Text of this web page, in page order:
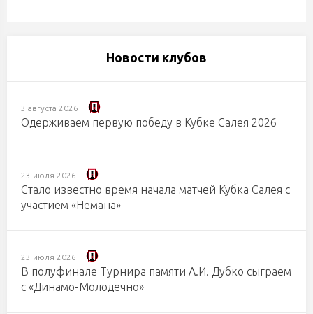
Новости клубов
3 августа 2026
Одерживаем первую победу в Кубке Салея 2026
23 июля 2026
Стало известно время начала матчей Кубка Салея с
участием «Немана»
23 июля 2026
В полуфинале Турнира памяти А.И. Дубко сыграем
с «Динамо-Молодечно»